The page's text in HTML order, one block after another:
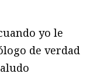
yo le
de verdad